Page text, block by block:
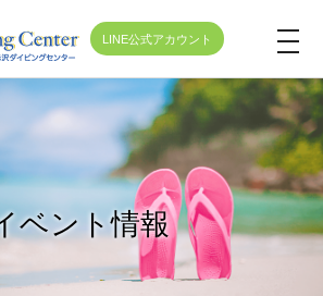
LINE公式アカウント
t
o
g
g
l
e
n
ベント情報